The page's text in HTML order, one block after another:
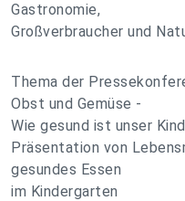
Gastronomie,
Großverbraucher und
Thema der
Obst und Gemüse -
Wie gesund ist unser
Präsentation von
gesundes Essen
im Kindergarten